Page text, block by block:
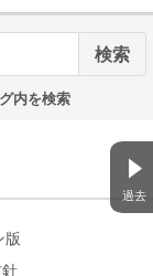
過去
内を検索
版